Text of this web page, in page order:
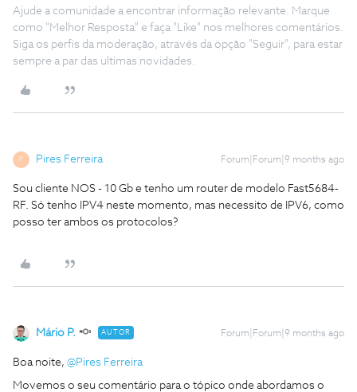
Ajude a comunidade a encontrar informação relevante. Marque
como "Melhor Resposta" e faça "Like" nos melhores comentários.
Siga os perfis da moderação, através da opção "Seguir", para estar
sempre a par das ultimas novidades.
P Pires Ferreira Forum|Forum|9 months ago
Sou cliente NOS - 10 Gb e tenho um router de modelo Fast5684-
RF. Só tenho IPV4 neste momento, mas necessito de IPV6, como
posso ter ambos os protocolos?
Mário P. AUTOR Forum|Forum|9 months ago
Boa noite, ​ @Pires Ferreira
Movemos o seu comentário para o tópico onde abordamos o